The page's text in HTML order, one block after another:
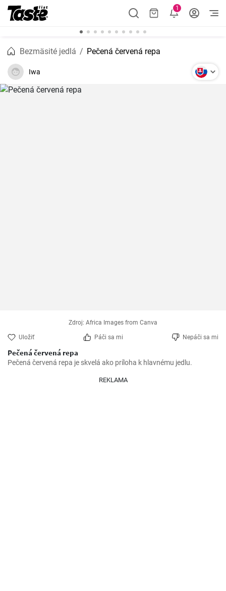
1
Bezmäsité jedlá Pečená červená repa
Iwa
Zdroj: Africa Images from Canva
Uložiť Páči sa mi Nepáči sa mi
Pečená červená repa
Pečená červená repa je skvelá ako príloha k hlavnému jedlu.
REKLAMA